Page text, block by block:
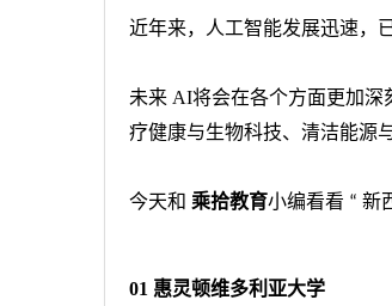
近年来，人工智能发展迅速，
未来 AI将会在各个方面更加深
疗健康与生物科技、清洁能源
今天和 乘拾教育小编看看 “ 新
01 惠灵顿维多利亚大学